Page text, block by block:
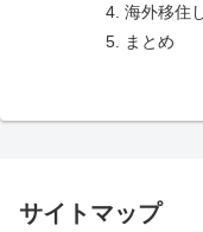
海外移住
まとめ
サイトマップ